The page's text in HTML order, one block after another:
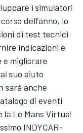
i simulatori
dell'anno, lo
di test tecnici
indicazioni e
migliorare
suo aiuto
sarà anche
di eventi
la Le Mans Virtual
INDYCAR-